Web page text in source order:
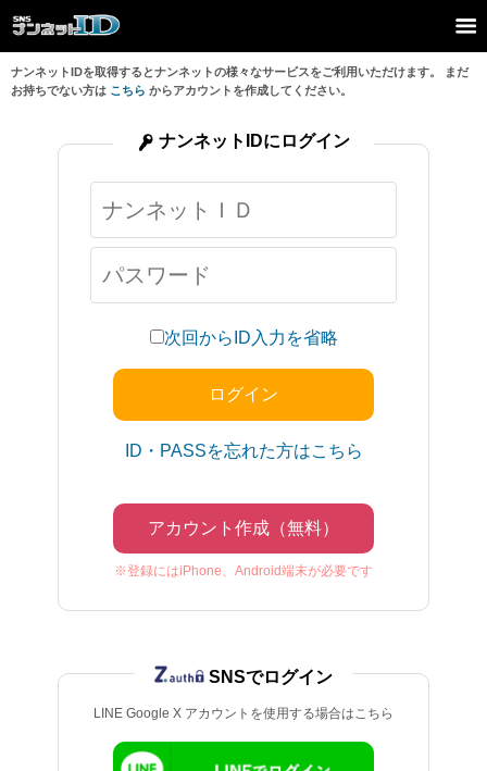
ナンネットIDを取得するとナンネットの様々なサービスをご利用いただけます。 まだ
お持ちでない方は こちら からアカウントを作成してください。
次回からID入力を省略
ID・PASSを忘れた方はこちら
アカウント作成（無料）
※登録にはiPhone、Android端末が必要です
ナンネットIDにログイン
LINE Google X アカウントを使用する場合はこちら
SNSでログイン